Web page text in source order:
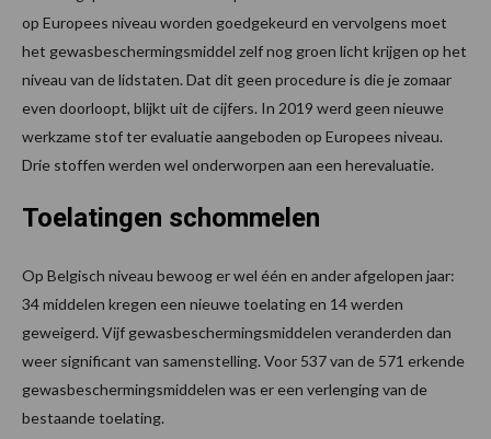
op Europees niveau worden goedgekeurd en vervolgens moet
het gewasbeschermingsmiddel zelf nog groen licht krijgen op het
niveau van de lidstaten. Dat dit geen procedure is die je zomaar
even doorloopt, blijkt uit de cijfers. In 2019 werd geen nieuwe
werkzame stof ter evaluatie aangeboden op Europees niveau.
Drie stoffen werden wel onderworpen aan een herevaluatie.
Toelatingen schommelen
Op Belgisch niveau bewoog er wel één en ander afgelopen jaar:
34 middelen kregen een nieuwe toelating en 14 werden
geweigerd. Vijf gewasbeschermingsmiddelen veranderden dan
weer significant van samenstelling. Voor 537 van de 571 erkende
gewasbeschermingsmiddelen was er een verlenging van de
bestaande toelating.